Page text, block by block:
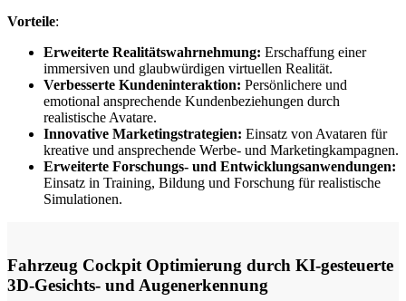
Vorteile:
Erweiterte Realitätswahrnehmung: Erschaffung einer
immersiven und glaubwürdigen virtuellen Realität.
Verbesserte Kundeninteraktion: Persönlichere und
emotional ansprechende Kundenbeziehungen durch
realistische Avatare.
Innovative Marketingstrategien: Einsatz von Avataren für
kreative und ansprechende Werbe- und Marketingkampagnen.
Erweiterte Forschungs- und Entwicklungsanwendungen:
Einsatz in Training, Bildung und Forschung für realistische
Simulationen.
Fahrzeug Cockpit Optimierung durch KI-gesteuerte
3D-Gesichts- und Augenerkennung